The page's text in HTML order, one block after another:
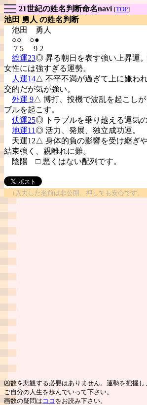
21世紀の姓名判断命名navi [TOP]
池田 勇人 の姓名判断
池田
勇人
○○ ○●
7 5 9 2
総運23◎ 昇る朝日を表す強い上昇運。
女性には強すぎる運勢。
人運14△ 不平不満が過ぎて上に嫌わ
交的だが気が強い。
外運 9△ 博打、投機で波乱を起こし
ブルを起こす。
伏運25◎ トラブルを乗り越える運気の
地運11◎ 活力、発展、独立成功運。
天運12△ 身体的負の影響を受け継ぎ
結束強く、親離れに難。
陰陽 □ 悪くはない配列です。
↑入力した名前は非公開。押しても安心です。
凶数を悲観する必要はありません。運勢を把握
ご自分の人生を歩んでいって下さい。
画数の疑問は ココ をお読み下さい。